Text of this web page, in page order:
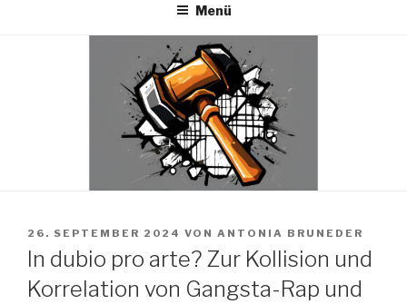
Menü
VERÖFFENTLICHT
AM
26. SEPTEMBER 2024 VON ANTONIA BRUNEDER
In dubio pro arte? Zur Kollision und
Korrelation von Gangsta-Rap und